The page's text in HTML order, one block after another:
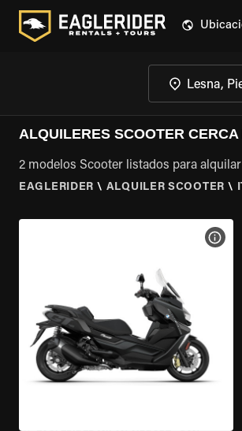
ALQUILERES SCOOTER
2 modelos Scooter listados para
EAGLERIDER \ ALQUILER SCOOTER \